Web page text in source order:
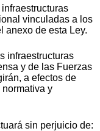
vinculadas a los
anexo de esta Ley.
infraestructuras
y de las Fuerzas
a efectos de
y
sin perjuicio de: